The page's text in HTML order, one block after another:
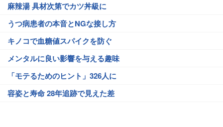
麻辣湯 具材次第でカツ丼級に
うつ病患者の本音とNGな接し方
キノコで血糖値スパイクを防ぐ
メンタルに良い影響を与える趣味
「モテるためのヒント」326人に
容姿と寿命 28年追跡で見えた差